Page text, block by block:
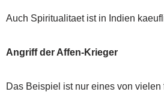
Auch Spiritualitaet ist in Indien
Angriff der Affen-Krieger
Das Beispiel ist nur eines von